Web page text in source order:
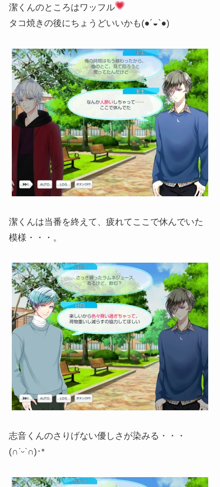
潔くんのところはワッフル
タコ焼きの後にちょうどいいかも(●´◒`●)
潔くんは当番を終えて、疲れてここで休んでいた
模様・・・。
志音くんのさりげない優しさが染みる・・・
(∩ˊᵕˋ∩)･*